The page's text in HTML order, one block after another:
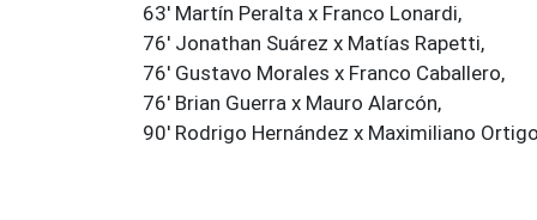
63' Martín Peralta x Franco Lonardi,
76' Jonathan Suárez x Matías Rapetti,
76' Gustavo Morales x Franco Caballero,
76' Brian Guerra x Mauro Alarcón,
90' Rodrigo Hernández x Maximiliano